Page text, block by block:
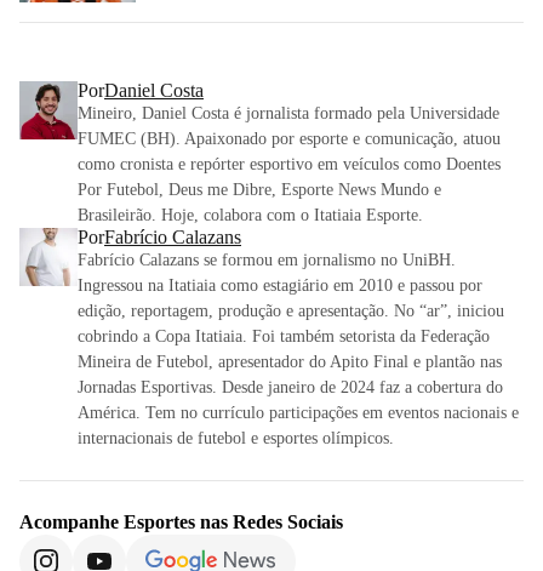
PorDaniel Costa
Mineiro, Daniel Costa é jornalista formado pela Universidade
FUMEC (BH). Apaixonado por esporte e comunicação, atuou
como cronista e repórter esportivo em veículos como Doentes
Por Futebol, Deus me Dibre, Esporte News Mundo e
Brasileirão. Hoje, colabora com o Itatiaia Esporte.
PorFabrício Calazans
Fabrício Calazans se formou em jornalismo no UniBH.
Ingressou na Itatiaia como estagiário em 2010 e passou por
edição, reportagem, produção e apresentação. No “ar”, iniciou
cobrindo a Copa Itatiaia. Foi também setorista da Federação
Mineira de Futebol, apresentador do Apito Final e plantão nas
Jornadas Esportivas. Desde janeiro de 2024 faz a cobertura do
América. Tem no currículo participações em eventos nacionais e
internacionais de futebol e esportes olímpicos.
Acompanhe Esportes nas Redes Sociais